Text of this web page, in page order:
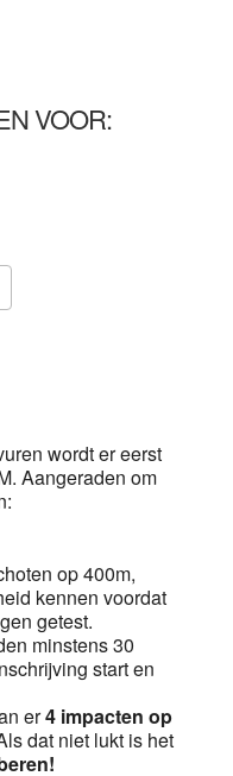
VOOR:
wordt er eerst
Aangeraden om
op 400m,
kennen voordat
getest.
minstens 30
start en
er4 impacten op
dat niet lukt is het